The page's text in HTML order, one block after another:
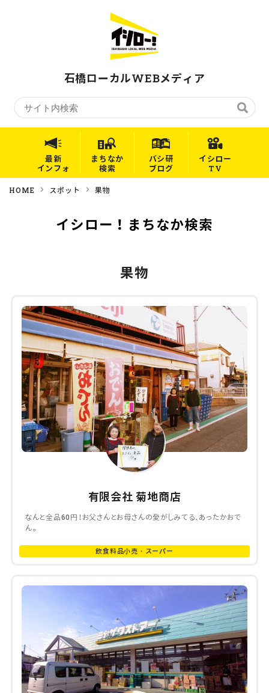
石橋ローカルWEBメディア
最新
インフォ
まちなか
検索
バシ研
ブログ
イシロー
TV
HOME スポット 果物
イシロー！まちなか検索
果物
有限会社 菊地商店
なんと全品60円！お父さんとお母さんの愛がしみてる、あったかおで
ん。
飲食料品小売・スーパー